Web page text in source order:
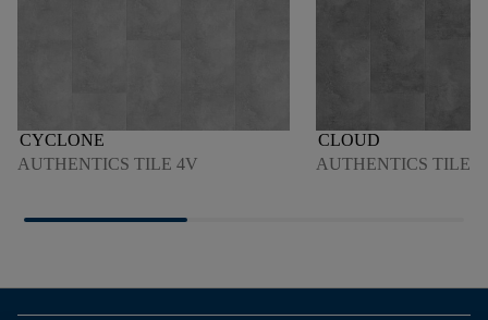
CYCLONE
AUTHENTICS TILE 4V
CLOUD
AUTHENTICS TILE